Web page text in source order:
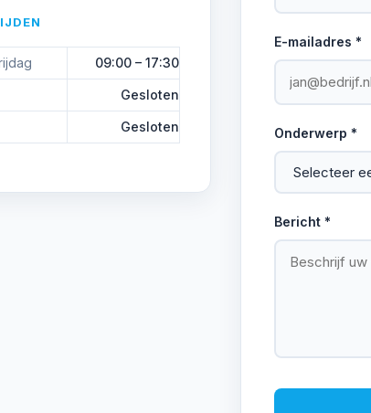
09:00 – 17:30
Gesloten
Gesloten
E-mailadres *
Onderwerp *
Bericht *